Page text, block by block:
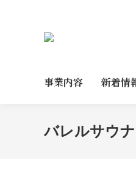
事業内容 新着情
バレルサウ